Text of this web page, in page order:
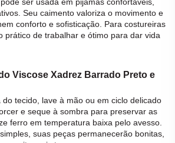
Seu caimento valoriza o movimento e
conforto e sofisticação. Para costureiras
prático de trabalhar e ótimo para dar vida
Viscose Xadrez Barrado Preto e
do tecido , lave à mão ou em ciclo delicado
e seque à sombra para preservar as
ferro em temperatura baixa pelo avesso.
suas peças permanecerão bonitas,